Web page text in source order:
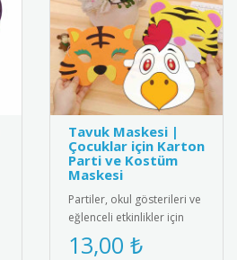
Tavuk Maskesi |
Çocuklar için Karton
Parti ve Kostüm
Maskesi
Partiler, okul gösterileri ve
eğlenceli etkinlikler için
tasarlanmış sevimli tavuk
maskesi! Çocuklar..
13,00 ₺